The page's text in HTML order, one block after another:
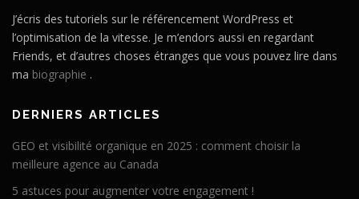
J’écris des tutoriels sur le référencement WordPress et
l’optimisation de la vitesse. Je m’endors aussi en regardant
Friends, et d’autres choses étranges que vous pouvez lire dans
ma biographie .
DERNIERS ARTICLES
GEO et visibilité organique en 2025 : comment choisir la
meilleure agence au Canada
5 astuces pour augmenter votre engagement !